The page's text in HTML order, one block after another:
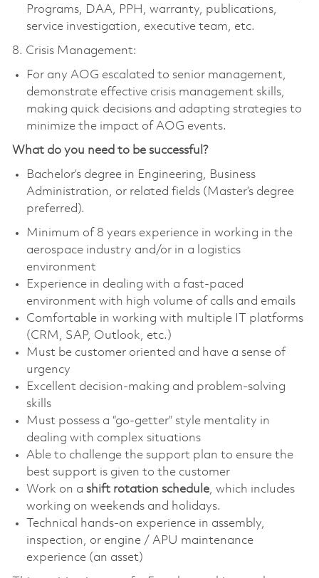
Programs, DAA, PPH, warranty, publications,
service investigation, executive team, etc.
8. Crisis Management:
For any AOG escalated to senior management,
demonstrate effective crisis management skills,
making quick decisions and adapting strategies to
minimize the impact of AOG events.
What do you need to be successful?
Bachelor’s degree in Engineering, Business
Administration, or related fields (Master’s degree
preferred).
Minimum of 8 years experience in working in the
aerospace industry and/or in a logistics
environment
Experience in dealing with a fast-paced
environment with high volume of calls and emails
Comfortable in working with multiple IT platforms
(CRM, SAP, Outlook, etc.)
Must be customer oriented and have a sense of
urgency
Excellent decision-making and problem-solving
skills
Must possess a “go-getter” style mentality in
dealing with complex situations
Able to challenge the support plan to ensure the
best support is given to the customer
Work on a shift rotation schedule, which includes
working on weekends and holidays.
Technical hands-on experience in assembly,
inspection, or engine / APU maintenance
experience (an asset)